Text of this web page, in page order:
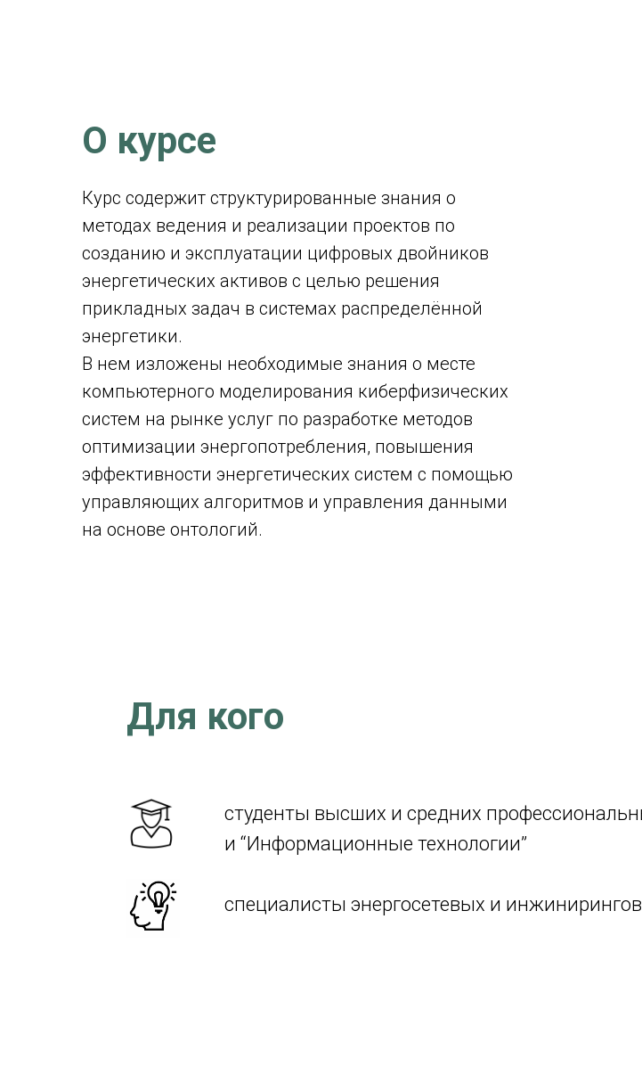
О курсе
Курс содержит структурированные знания о
методах ведения и реализации проектов по
созданию и эксплуатации цифровых двойников
энергетических активов с целью решения
прикладных задач в системах распределённой
энергетики.
В нем изложены необходимые знания о месте
компьютерного моделирования киберфизических
систем на рынке услуг по разработке методов
оптимизации энергопотребления, повышения
эффективности энергетических систем с помощью
управляющих алгоритмов и управления данными
на основе онтологий.
студенты высших и средних
и “Информационные технологии”
специалисты энергосетевых и
Для кого